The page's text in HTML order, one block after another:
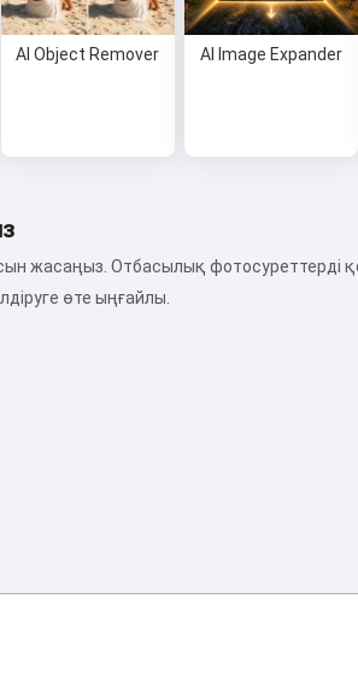
AI Object Remover AI Image Expander
жасаңыз. Отбасылық
өте ыңғайлы.